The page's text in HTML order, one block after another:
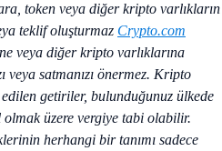
token veya diğer kripto varlıkların
teklif oluşturmaz Crypto.com
veya diğer kripto varlıklarına
veya satmanızı önermez. Kripto
edilen getiriler, bulunduğunuz ülkede
olmak üzere vergiye tabi olabilir.
herhangi bir tanımı sadece